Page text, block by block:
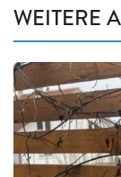
WEITERE